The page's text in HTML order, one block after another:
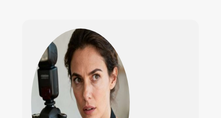
sous les vagues.
Spécialement
conçu pour la
plongée et la
plongée avec tuba,
il flotte facilement
à la surface de